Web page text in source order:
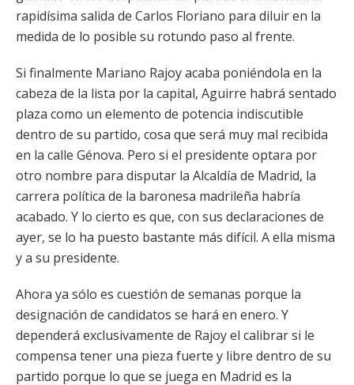
rapidísima salida de Carlos Floriano para diluir en la
medida de lo posible su rotundo paso al frente.
Si finalmente Mariano Rajoy acaba poniéndola en la
cabeza de la lista por la capital, Aguirre habrá sentado
plaza como un elemento de potencia indiscutible
dentro de su partido, cosa que será muy mal recibida
en la calle Génova. Pero si el presidente optara por
otro nombre para disputar la Alcaldía de Madrid, la
carrera política de la baronesa madrileña habría
acabado. Y lo cierto es que, con sus declaraciones de
ayer, se lo ha puesto bastante más difícil. A ella misma
y a su presidente.
Ahora ya sólo es cuestión de semanas porque la
designación de candidatos se hará en enero. Y
dependerá exclusivamente de Rajoy el calibrar si le
compensa tener una pieza fuerte y libre dentro de su
partido porque lo que se juega en Madrid es la